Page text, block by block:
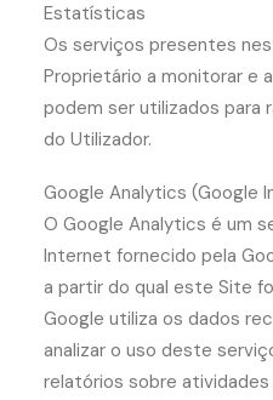
Estatísticas
Os serviços presentes
Proprietário a monitorar e
podem ser utilizados
do Utilizador.
Google Analytics (Google
O Google Analytics é um
Internet fornecido pela
a partir do qual este Site
Google utiliza os dados
analizar o uso deste
relatórios sobre